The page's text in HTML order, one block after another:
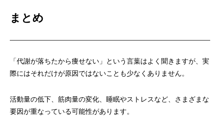
まとめ
「代謝が落ちたから痩せない」という言葉はよく聞きますが、実
際にはそれだけが原因ではないことも少なくありません。
活動量の低下、筋肉量の変化、睡眠やストレスなど、さまざまな
要因が重なっている可能性があります。